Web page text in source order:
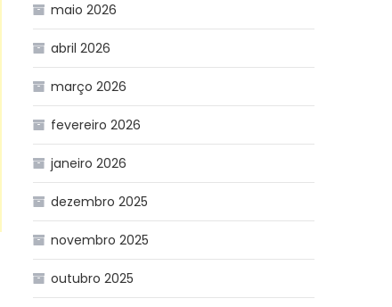
maio 2026
abril 2026
março 2026
fevereiro 2026
janeiro 2026
dezembro 2025
novembro 2025
outubro 2025